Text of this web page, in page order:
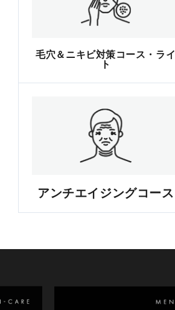
毛穴＆ニキビ対策コース・ライ
ト
アンチエイジングコース